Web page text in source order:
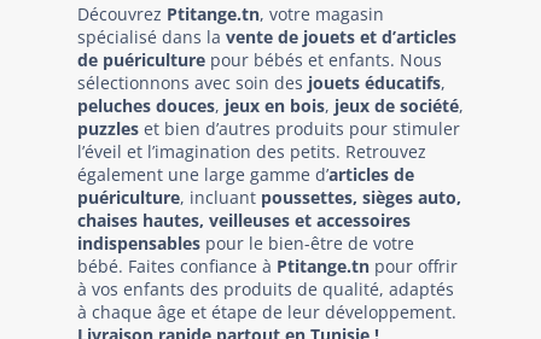
Découvrez Ptitange.tn, votre magasin
spécialisé dans la vente de jouets et d’articles
de puériculture pour bébés et enfants. Nous
sélectionnons avec soin des jouets éducatifs,
peluches douces, jeux en bois, jeux de société,
puzzles et bien d’autres produits pour stimuler
l’éveil et l’imagination des petits. Retrouvez
également une large gamme d’articles de
puériculture, incluant poussettes, sièges auto,
chaises hautes, veilleuses et accessoires
indispensables pour le bien-être de votre
bébé. Faites confiance à Ptitange.tn pour offrir
à vos enfants des produits de qualité, adaptés
à chaque âge et étape de leur développement.
Livraison rapide partout en Tunisie !